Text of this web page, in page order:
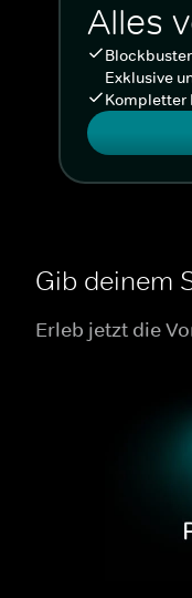
Alles
Exklusive
Kompletter
Gib deinem
Erleb jetzt die